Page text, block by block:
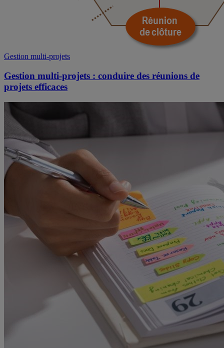
Gestion multi-projets
Gestion multi-projets : conduire des réunions de
projets efficaces